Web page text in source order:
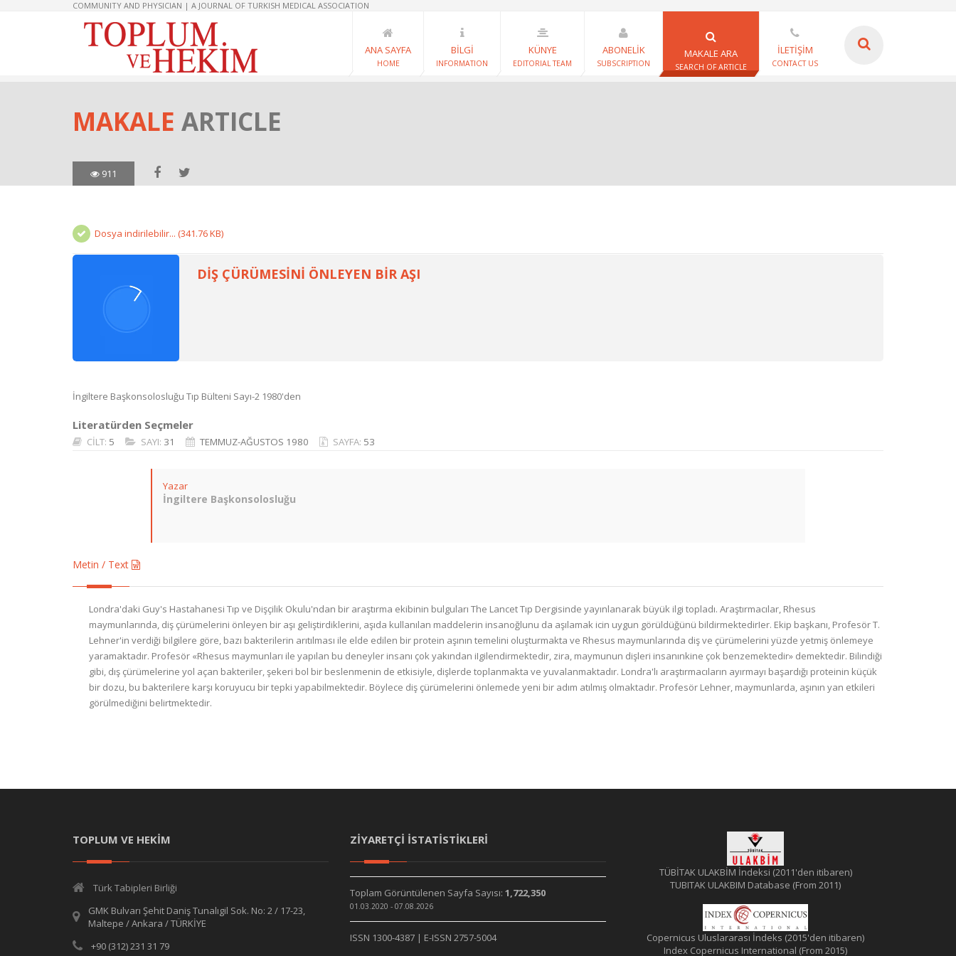
COMMUNITY AND PHYSICIAN | A JOURNAL OF TURKISH MEDICAL ASSOCIATION
ANA SAYFA
HOME
BİLGİ
INFORMATION
KÜNYE
EDITORIAL TEAM
ABONELİK
SUBSCRIPTION
MAKALE ARA
SEARCH OF ARTICLE
İLETİŞİM
CONTACT US
MAKALE ARTICLE
911
Dosya indirilebilir... (341.76 KB)
DİŞ ÇÜRÜMESİNİ ÖNLEYEN BİR AŞI
İngiltere Başkonsolosluğu Tıp Bülteni Sayı-2 1980'den
Literatürden Seçmeler
CİLT: 5 SAYI: 31 TEMMUZ-AĞUSTOS 1980 SAYFA: 53
Yazar
İngiltere Başkonsolosluğu
Metin / Text
Londra'daki Guy's Hastahanesi Tıp ve Dişçilik Okulu'ndan bir araştırma ekibinin bulguları The Lancet Tıp Dergisinde yayınlanarak büyük ilgi topladı. Araştırmacılar, Rhesus
maymunlarında, diş çürümelerini önleyen bir aşı geliştirdiklerini, aşıda kullanılan maddelerin insanoğlunu da aşılamak icin uygun görüldüğünü bildirmektedirIer. Ekip başkanı, Profesör T.
Lehner'in verdiği bilgilere göre, bazı bakterilerin arıtılması ile elde edilen bir protein aşının temelini oluşturmakta ve Rhesus maymunlarında diş ve çürümelerini yüzde yetmiş önlemeye
yaramaktadır. Profesör «Rhesus maymunları ile yapılan bu deneyler insanı çok yakından iIgilendirmektedir, zira, maymunun dişleri insanınkine çok benzemektedir» demektedir. Bilindiği
gibi, dış çürümelerine yol açan bakteriler, şekeri bol bir beslenmenin de etkisiyle, dişlerde toplanmakta ve yuvalanmaktadır. Londra'lı araştırmacıların ayırmayı başardığı proteinin küçük
bir dozu, bu bakterilere karşı koruyucu bir tepki yapabilmektedir. Böylece diş çürümelerini önlemede yeni bir adım atılmış olmaktadır. Profesör Lehner, maymunlarda, aşının yan etkileri
görülmediğini belirtmektedir.
TOPLUM VE HEKİM
Türk Tabipleri Birliği
GMK Bulvarı Şehit Daniş Tunalıgil Sok. No: 2 / 17-23,
Maltepe / Ankara / TÜRKİYE
+90 (312) 231 31 79
ZİYARETÇİ İSTATİSTİKLERİ
Toplam Görüntülenen Sayfa Sayısı: 1,722,350
01.03.2020 - 07.08.2026
ISSN 1300-4387 | E-ISSN 2757-5004
TÜBİTAK ULAKBİM İndeksi (2011'den itibaren)
TUBITAK ULAKBIM Database (From 2011)
Copernicus Uluslararası İndeks (2015'den itibaren)
Index Copernicus International (From 2015)